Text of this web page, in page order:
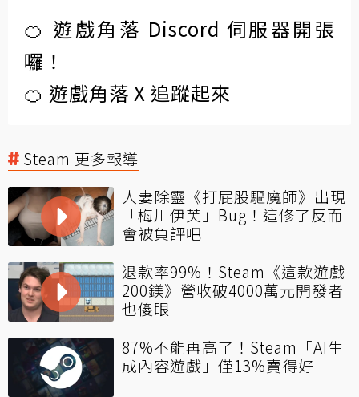
🍊 遊戲角落 Discord 伺服器開張
囉！
🍊 遊戲角落 X 追蹤起來
Steam 更多報導
人妻除靈《打屁股驅魔師》出現
「梅川伊芙」Bug！這修了反而
會被負評吧
退款率99%！Steam《這款遊戲
200鎂》營收破4000萬元開發者
也傻眼
87%不能再高了！Steam「AI生
成內容遊戲」僅13%賣得好